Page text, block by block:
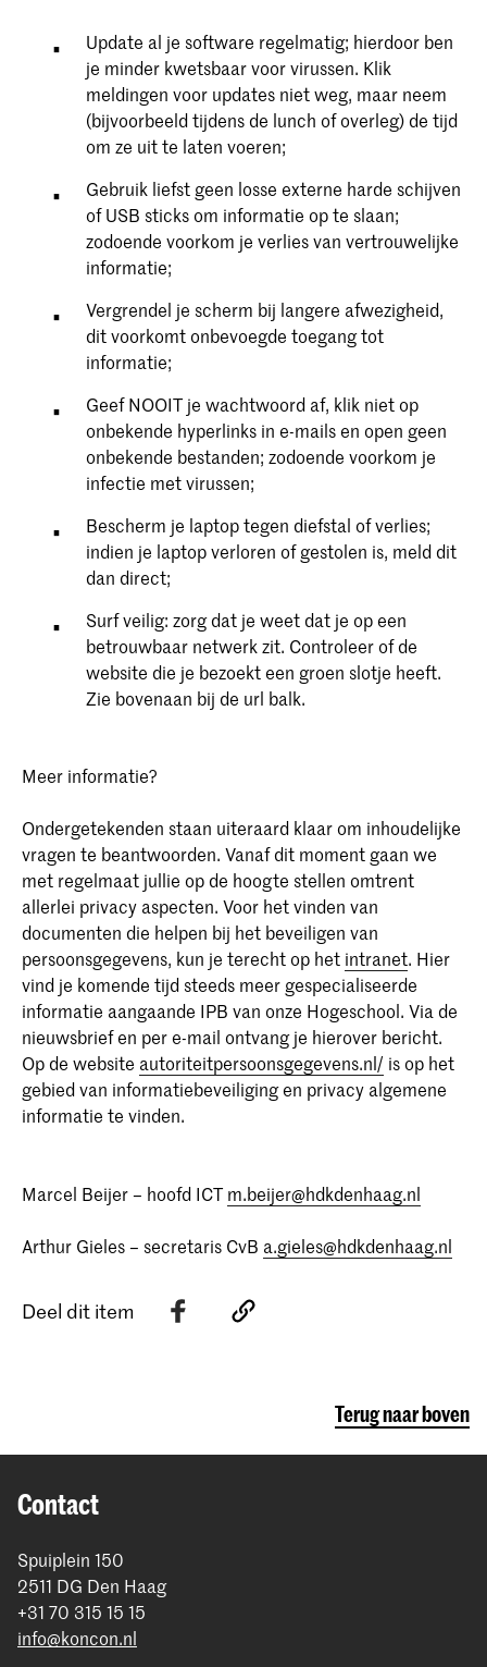
Update al je software regelmatig; hierdoor ben
je minder kwetsbaar voor virussen. Klik
meldingen voor updates niet weg, maar neem
(bijvoorbeeld tijdens de lunch of overleg) de tijd
om ze uit te laten voeren;
Gebruik liefst geen losse externe harde schijven
of USB sticks om informatie op te slaan;
zodoende voorkom je verlies van vertrouwelijke
informatie;
Vergrendel je scherm bij langere afwezigheid,
dit voorkomt onbevoegde toegang tot
informatie;
Geef NOOIT je wachtwoord af, klik niet op
onbekende hyperlinks in e-mails en open geen
onbekende bestanden; zodoende voorkom je
infectie met virussen;
Bescherm je laptop tegen diefstal of verlies;
indien je laptop verloren of gestolen is, meld dit
dan direct;
Surf veilig: zorg dat je weet dat je op een
betrouwbaar netwerk zit. Controleer of de
website die je bezoekt een groen slotje heeft.
Zie bovenaan bij de url balk.
Meer informatie?
Ondergetekenden staan uiteraard klaar om inhoudelijke
vragen te beantwoorden. Vanaf dit moment gaan we
met regelmaat jullie op de hoogte stellen omtrent
allerlei privacy aspecten. Voor het vinden van
documenten die helpen bij het beveiligen van
persoonsgegevens, kun je terecht op het intranet. Hier
vind je komende tijd steeds meer gespecialiseerde
informatie aangaande IPB van onze Hogeschool. Via de
nieuwsbrief en per e-mail ontvang je hierover bericht.
Op de website autoriteitpersoonsgegevens.nl/ is op het
gebied van informatiebeveiliging en privacy algemene
informatie te vinden.
Marcel Beijer – hoofd ICTm.beijer@hdkdenhaag.nl
Arthur Gieles – secretaris CvB a.gieles@hdkdenhaag.nl
Deel dit item
Terug naar boven
Contact
Spuiplein 150
2511 DG Den Haag
+31 70 315 15 15
info@koncon.nl